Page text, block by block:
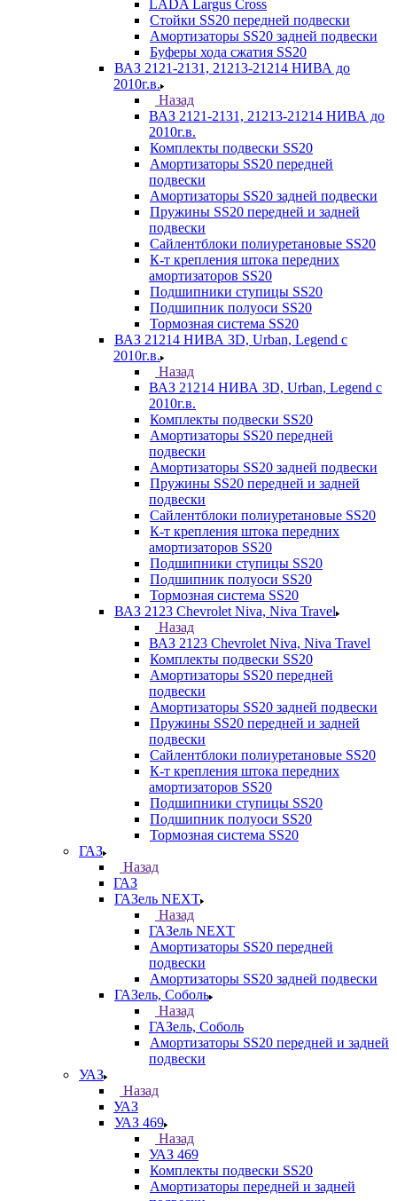
LADA Largus Cross
Стойки SS20 передней подвески
Амортизаторы SS20 задней подвески
Буферы хода сжатия SS20
ВАЗ 2121-2131, 21213-21214 НИВА до
2010г.в.
Назад
ВАЗ 2121-2131, 21213-21214 НИВА до
2010г.в.
Комплекты подвески SS20
Амортизаторы SS20 передней
подвески
Амортизаторы SS20 задней подвески
Пружины SS20 передней и задней
подвески
Сайлентблоки полиуретановые SS20
К-т крепления штока передних
амортизаторов SS20
Подшипники ступицы SS20
Подшипник полуоси SS20
Тормозная система SS20
ВАЗ 21214 НИВА 3D, Urban, Legend c
2010г.в.
Назад
ВАЗ 21214 НИВА 3D, Urban, Legend c
2010г.в.
Комплекты подвески SS20
Амортизаторы SS20 передней
подвески
Амортизаторы SS20 задней подвески
Пружины SS20 передней и задней
подвески
Сайлентблоки полиуретановые SS20
К-т крепления штока передних
амортизаторов SS20
Подшипники ступицы SS20
Подшипник полуоси SS20
Тормозная система SS20
ВАЗ 2123 Chevrolet Niva, Niva Travel
Назад
ВАЗ 2123 Chevrolet Niva, Niva Travel
Комплекты подвески SS20
Амортизаторы SS20 передней
подвески
Амортизаторы SS20 задней подвески
Пружины SS20 передней и задней
подвески
Сайлентблоки полиуретановые SS20
К-т крепления штока передних
амортизаторов SS20
Подшипники ступицы SS20
Подшипник полуоси SS20
Тормозная система SS20
ГАЗ
Назад
ГАЗ
ГАЗель NEXT
Назад
ГАЗель NEXT
Амортизаторы SS20 передней
подвески
Амортизаторы SS20 задней подвески
ГАЗель, Соболь
Назад
ГАЗель, Соболь
Амортизаторы SS20 передней и задней
подвески
УАЗ
Назад
УАЗ
УАЗ 469
Назад
УАЗ 469
Комплекты подвески SS20
Амортизаторы передней и задней